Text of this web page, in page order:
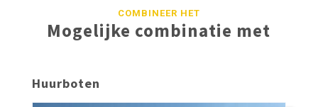
COMBINEER HET
Mogelijke combinatie met
Huurboten